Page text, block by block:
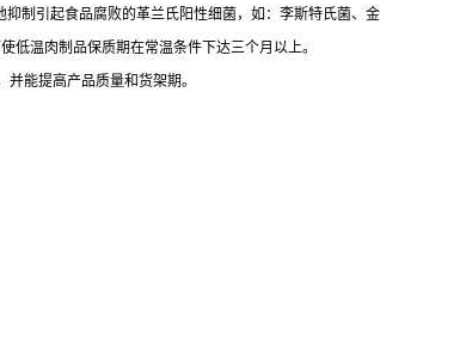
制引起食品腐败的革兰氏阳性细菌，如：李斯特氏菌、金
低温肉制品保质期在常温条件下达三个月以上。
能提高产品质量和货架期。